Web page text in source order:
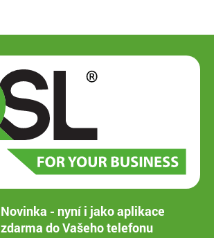
Novinka - nyní i jako aplikace
zdarma do Vašeho telefonu